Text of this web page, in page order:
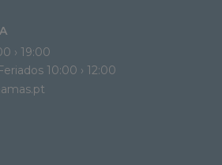
› 19:00
10:00 › 12:00